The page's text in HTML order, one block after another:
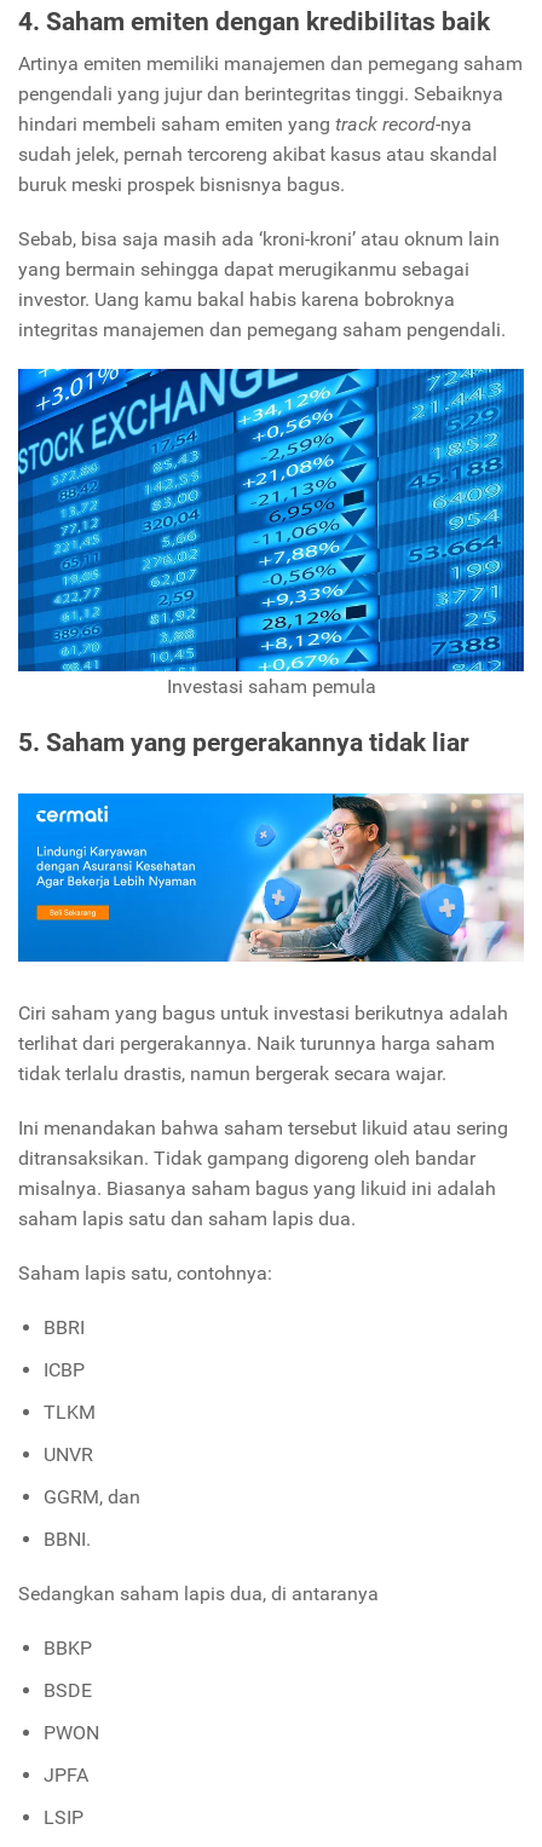
4. Saham emiten dengan kredibilitas baik
Artinya emiten memiliki manajemen dan pemegang saham
pengendali yang jujur dan berintegritas tinggi. Sebaiknya
hindari membeli saham emiten yang track record-nya
sudah jelek, pernah tercoreng akibat kasus atau skandal
buruk meski prospek bisnisnya bagus.
Sebab, bisa saja masih ada ‘kroni-kroni’ atau oknum lain
yang bermain sehingga dapat merugikanmu sebagai
investor. Uang kamu bakal habis karena bobroknya
integritas manajemen dan pemegang saham pengendali.
Investasi saham pemula
5. Saham yang pergerakannya tidak liar
Ciri saham yang bagus untuk investasi berikutnya adalah
terlihat dari pergerakannya. Naik turunnya harga saham
tidak terlalu drastis, namun bergerak secara wajar.
Ini menandakan bahwa saham tersebut likuid atau sering
ditransaksikan. Tidak gampang digoreng oleh bandar
misalnya. Biasanya saham bagus yang likuid ini adalah
saham lapis satu dan saham lapis dua.
Saham lapis satu, contohnya:
BBRI
ICBP
TLKM
UNVR
GGRM, dan
BBNI.
Sedangkan saham lapis dua, di antaranya
BBKP
BSDE
PWON
JPFA
LSIP